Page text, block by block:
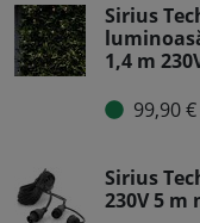
Sirius
1,4 m
99,90
Sirius
230V 5 m